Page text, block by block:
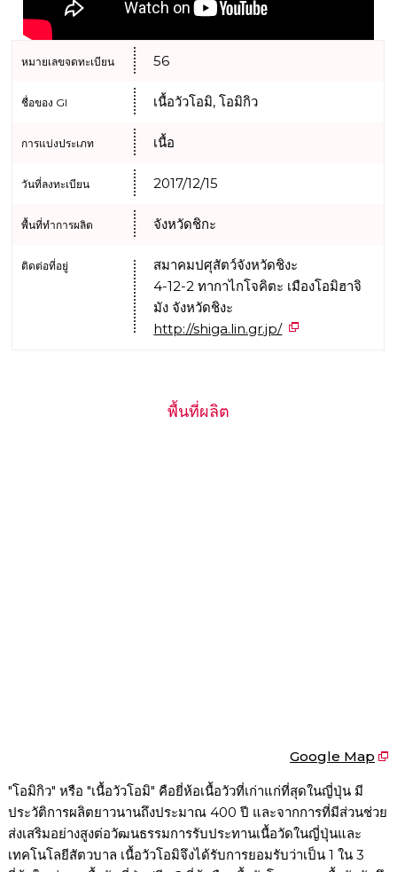
หมายเลขจดทะเบียน 56
ชื่อของ GI เนื้อวัวโอมิ, โอมิกิว
การแบ่งประเภท เนื้อ
วันที่ลงทะเบียน 2017/12/15
พื้นที่ทำการผลิต จังหวัดชิกะ
ติดต่อที่อยู่
สมาคมปศุสัตว์จังหวัดชิงะ
4-12-2 ทากาไกโจคิตะ เมืองโอมิฮาจิ
มัง จังหวัดชิงะ
http://shiga.lin.gr.jp/
พื้นที่ผลิต
Google Map
"โอมิกิว" หรือ "เนื้อวัวโอมิ" คือยี่ห้อเนื้อวัวที่เก่าแก่ที่สุดในญี่ปุ่น มี
ประวัติการผลิตยาวนานถึงประมาณ 400 ปี และจากการที่มีส่วนช่วย
ส่งเสริมอย่างสูงต่อวัฒนธรรมการรับประทานเนื้อวัดในญี่ปุ่นและ
เทคโนโลยีสัตวบาล เนื้อวัวโอมิจึงได้รับการยอมรับว่าเป็น 1 ใน 3